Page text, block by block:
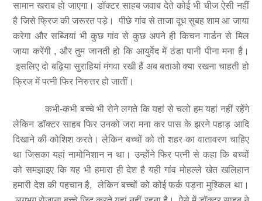
सामान खराब हो जाएगा। डॉक्टर साहब जवाब देते कोई भी चीज ऐसी नहीं
है जिसे फ्रिज की जरूरत पड़े। पीछे गांव से ताजा दूध सुबह शाम आ जाया
करेगा और सब्जियां भी कुछ गांव से कुछ अपने ही किचन गार्डन से मिल
जाया करेंगी , और तुम जानती हो कि आयुर्वेद में ठंडा पानी पीना मना है।
इसलिए दो बढ़िया सुराहियां मंगवा रखी हैं अब बताओ क्या रखना चाहती हो
फ्रिज में पत्नी फिर निरुत्तर हो जातीं।
कभी-कभी बच्चे भी रोने लगते कि यहां से चलो हम यहां नहीं रहेंगे
लेकिन डॉक्टर साहब फिर उनको जरा मना कर पास के झरने पहाड़ आदि
दिखाने की कोशिश करते। लेकिन बच्चों को तो शहर का वातावरण चाहिए
था जिसका यहां नामोनिशान न था। उन्होंने फिर पत्नी से कहा कि बच्चों
को समझाइए कि यह भी हमारा ही देश है यही गांव मोहल्ले खेत खलिहान
हमारी देश की पहचान है, लेकिन बच्चों को कोई फर्क पड़ना मुश्किल था।